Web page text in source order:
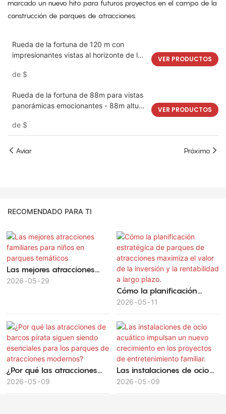
marcado un nuevo hito para futuros proyectos en el campo de la
construcción de parques de atracciones.
Rueda de la fortuna de 120 m con
impresionantes vistas al horizonte de la
de $
VER PRODUCTOS
Rueda de la fortuna de 88m para vistas
panorámicas emocionantes - 88m altura
de $
VER PRODUCTOS
Aviar Próximo
RECOMENDADO PARA TI
Las mejores atracciones
familiares para niños en
2026 05 29
Cómo la planificación
estratégica de parques de
valor de la inversión y la
rentabilidad a largo plazo.
2026 05 11
¿Por qué las atracciones
de barcos pirata siguen
2026 05 09
Las instalaciones de ocio
acuático impulsan un
2026 05 09